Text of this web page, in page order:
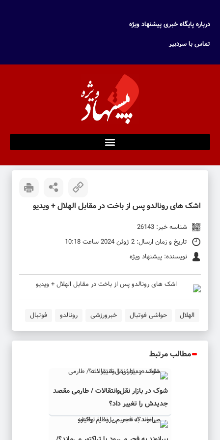
درباره پایگاه خبری پیشنهاد ویژه
تماس با سردبیر
اشک های رونالدو پس از باخت در مقابل الهلال + ویدیو
شناسه خبر: 26143
تاریخ و زمان ارسال: 2 ژوئن 2024 ساعت 10:18
نویسنده: پیشنهاد ویژه
الهلال حواشی فوتبال خبرورزشی رونالدو فوتبال
مطالب مرتبط
شوک در بازار نقل‌وانتقالات / طارمی مقصد
جدیدش را تغییر داد؟